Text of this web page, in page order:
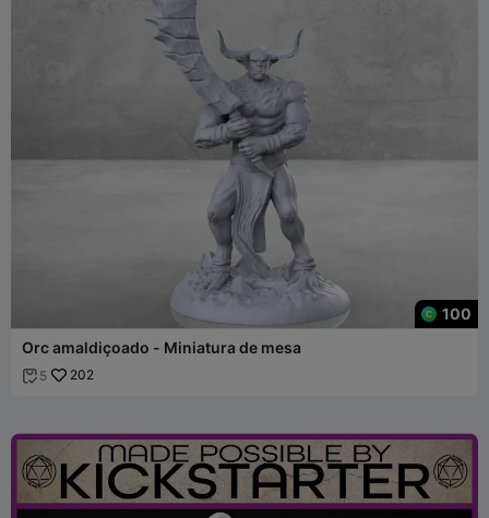
100
Orc amaldiçoado - Miniatura de mesa
 5 202